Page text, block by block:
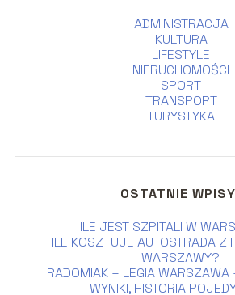
ADMINISTRACJA
KULTURA
LIFESTYLE
NIERUCHOMOŚCI
SPORT
TRANSPORT
TURYSTYKA
OSTATNIE
ILE JEST SZPITALI W
ILE KOSZTUJE AUTOSTRADA Z
WARSZAWY?
RADOMIAK – LEGIA WARSZAWA
WYNIKI, HISTORIA